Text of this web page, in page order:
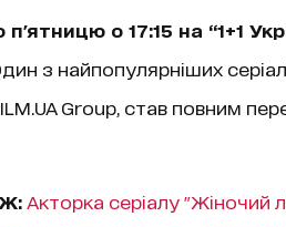
о 17:15 на “1+1
з найпопулярніших
Group, став повним
Акторка серіалу "Жіночий